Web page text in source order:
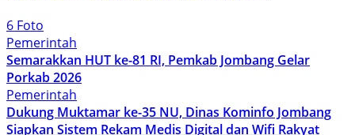
6 Foto
Pemerintah
Semarakkan HUT ke-81 RI, Pemkab Jombang Gelar
Porkab 2026
Pemerintah
Dukung Muktamar ke-35 NU, Dinas Kominfo Jombang
Siapkan Sistem Rekam Medis Digital dan Wifi Rakyat